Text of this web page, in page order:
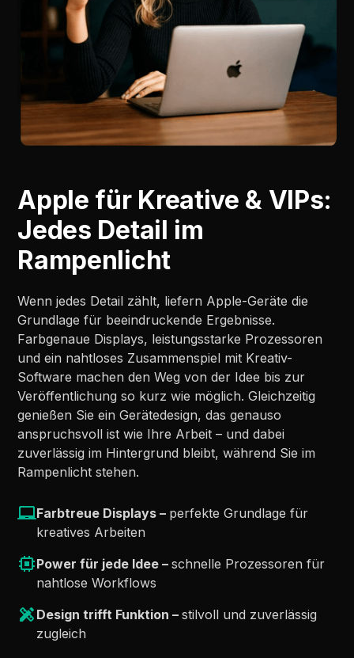
Apple für Kreative & VIPs:
Jedes Detail im
Rampenlicht
Wenn jedes Detail zählt, liefern Apple-Geräte die
Grundlage für beeindruckende Ergebnisse.
Farbgenaue Displays, leistungsstarke Prozessoren
und ein nahtloses Zusammenspiel mit Kreativ-
Software machen den Weg von der Idee bis zur
Veröffentlichung so kurz wie möglich. Gleichzeitig
genießen Sie ein Gerätedesign, das genauso
anspruchsvoll ist wie Ihre Arbeit – und dabei
zuverlässig im Hintergrund bleibt, während Sie im
Rampenlicht stehen.
Farbtreue Displays – perfekte Grundlage für
kreatives Arbeiten
Power für jede Idee –schnelle Prozessoren für
nahtlose Workflows
Design trifft Funktion –stilvoll und zuverlässig
zugleich